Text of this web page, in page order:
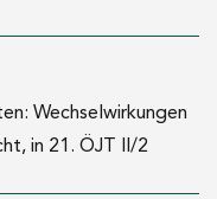
Wechselwirkungen
in 21. ÖJT II/2